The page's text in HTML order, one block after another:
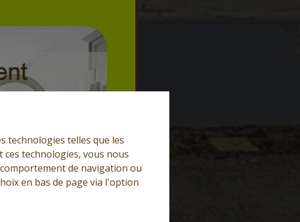
technologies telles que les
technologies, vous nous
de navigation ou
en bas de page via l'option